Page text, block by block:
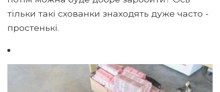
тільки такі схованки знаходять дуже часто -
простенькі.